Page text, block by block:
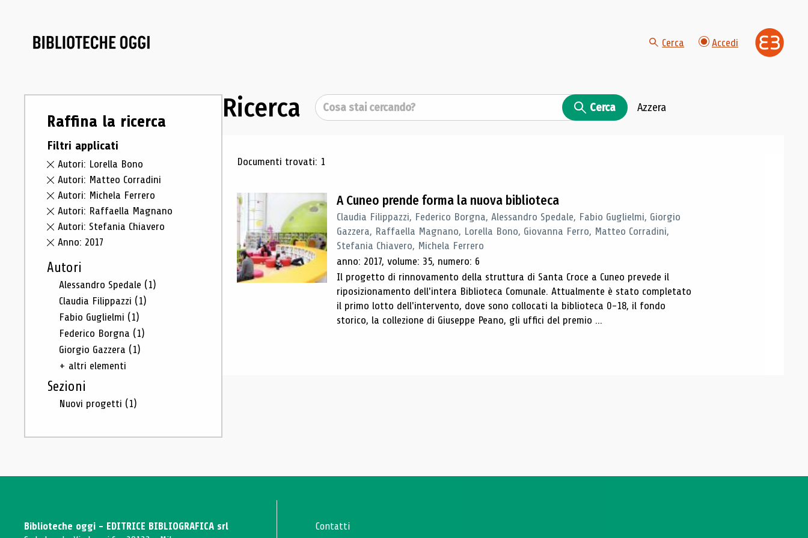
Cerca Accedi
Raffina la ricerca
Filtri applicati
Autori: Lorella Bono
Autori: Matteo Corradini
Autori: Michela Ferrero
Autori: Raffaella Magnano
Autori: Stefania Chiavero
Anno: 2017
Autori
Alessandro Spedale (1)
Claudia Filippazzi (1)
Fabio Guglielmi (1)
Federico Borgna (1)
Giorgio Gazzera (1)
+ altri elementi
Sezioni
Nuovi progetti (1)
Ricerca Cerca Cerca Azzera
Risultati di ricerca
Documenti trovati: 1
A Cuneo prende forma la nuova biblioteca
Claudia Filippazzi, Federico Borgna, Alessandro Spedale, Fabio Guglielmi, Giorgio
Gazzera, Raffaella Magnano, Lorella Bono, Giovanna Ferro, Matteo Corradini,
Stefania Chiavero, Michela Ferrero
anno: 2017, volume: 35, numero: 6
Il progetto di rinnovamento della struttura di Santa Croce a Cuneo prevede il
riposizionamento dell'intera Biblioteca Comunale. Attualmente è stato completato
il primo lotto dell'intervento, dove sono collocati la biblioteca 0-18, il fondo
storico, la collezione di Giuseppe Peano, gli uffici del premio ...
Biblioteche oggi - EDITRICE BIBLIOGRAFICA srl
Contatti